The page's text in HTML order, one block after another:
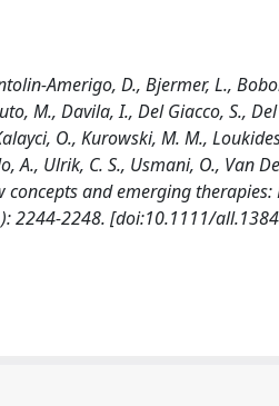
Amerigo, D., Bjermer, L.,
M., Davila, I., Del Giacco, S., Del
O., Kurowski, M. M.,
A., Ulrik, C. S., Usmani, O., Van
concepts and emerging
2244-2248. [doi:10.1111/